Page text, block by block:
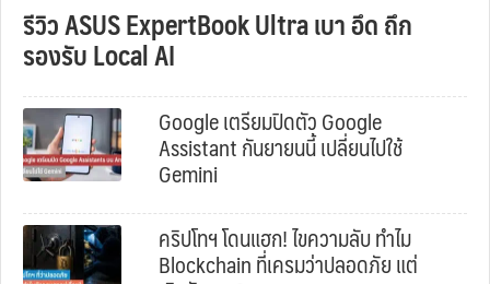
รีวิว ASUS ExpertBook Ultra เบา อึด ถึก
รองรับ Local AI
Google เตรียมปิดตัว Google
Assistant กันยายนนี้ เปลี่ยนไปใช้
Gemini
คริปโทฯ โดนแฮก! ไขความลับ ทำไม
Blockchain ที่เครมว่าปลอดภัย แต่